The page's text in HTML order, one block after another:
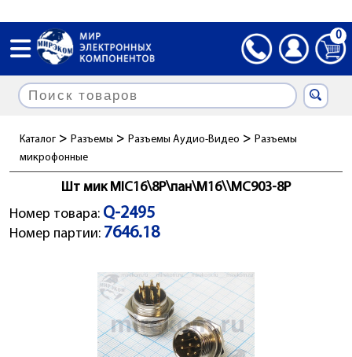
0
Каталог > Разъемы > Разъемы Аудио-Видео > Разъемы
микрофонные
Шт мик MIC16\8P\пан\М16\\MC903-8P
Номер товара: Q-2495
Номер партии: 7646.18